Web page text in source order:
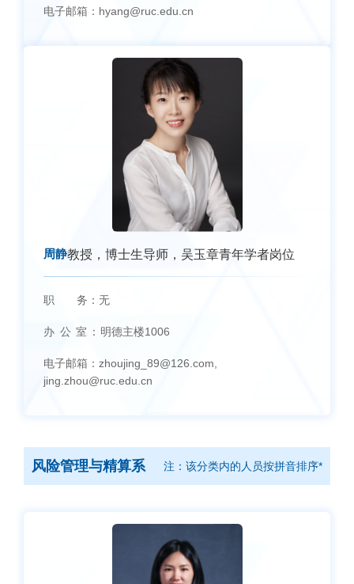
电子邮箱： hyang@ruc.edu.cn
周静教授，博士生导师，吴玉章青年学者岗位
职 务： 无
办 公 室： 明德主楼1006
电子邮箱： zhoujing_89@126.com,
jing.zhou@ruc.edu.cn
风险管理与精算系 注：该分类内的人员按拼音排序*